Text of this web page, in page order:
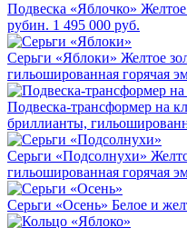
Подвеска «Яблочко»
рубин. 1 495 000 руб.
Серьги «Яблоки» Желтое
гильошированная горячая
Подвеска-трансформер на
бриллианты,
Серьги «Подсолнухи»
гильошированная горячая
Серьги «Осень» Белое и